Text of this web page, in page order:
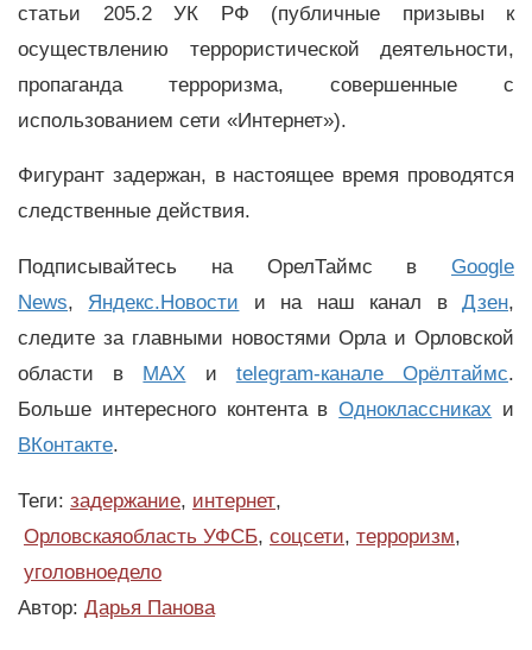
статьи 205.2 УК РФ (публичные призывы к
осуществлению террористической деятельности,
пропаганда терроризма, совершенные с
использованием сети «Интернет»).
Фигурант задержан, в настоящее время проводятся
следственные действия.
Подписывайтесь на ОрелТаймс в Google
News, Яндекс.Новости и на наш канал вДзен,
следите за главными новостями Орла и Орловской
области в MAX и telegram-канале Орёлтаймс.
Больше интересного контента вОдноклассниках и
ВКонтакте.
Теги: задержание, интернет,
Орловскаяобласть УФСБ, соцсети, терроризм,
уголовноедело
Автор: Дарья Панова